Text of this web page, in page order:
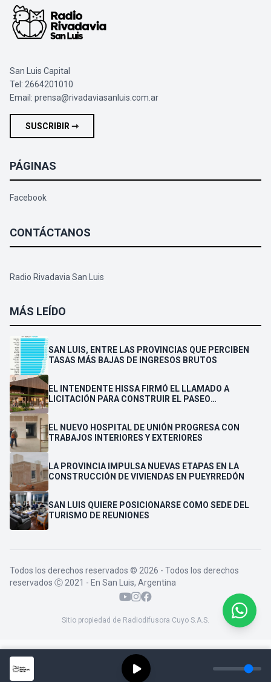
San Luis Capital
Tel: 2664201010
Email: prensa@rivadaviasanluis.com.ar
SUSCRIBIR ⇾
PÁGINAS
Facebook
CONTÁCTANOS
Radio Rivadavia San Luis
MÁS LEÍDO
SAN LUIS, ENTRE LAS PROVINCIAS QUE PERCIBEN
TASAS MÁS BAJAS DE INGRESOS BRUTOS
EL INTENDENTE HISSA FIRMÓ EL LLAMADO A
LICITACIÓN PARA CONSTRUIR EL PASEO
EL NUEVO HOSPITAL DE UNIÓN PROGRESA CON
TRABAJOS INTERIORES Y EXTERIORES
LA PROVINCIA IMPULSA NUEVAS ETAPAS EN LA
CONSTRUCCIÓN DE VIVIENDAS EN PUEYRREDÓN
SAN LUIS QUIERE POSICIONARSE COMO SEDE DEL
TURISMO DE REUNIONES
Todos los derechos reservados © 2026 - Todos los derechos
reservados Ⓒ 2021 - En San Luis, Argentina
Sitio propiedad de Radiodifusora Cuyo S.A.S.